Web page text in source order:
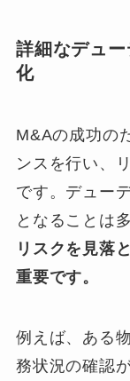
詳細なデュ
化
M&Aの成功の
ンスを行い、
です。デュー
となることは
リスクを見落
重要です。
例えば、ある
務状況の確認